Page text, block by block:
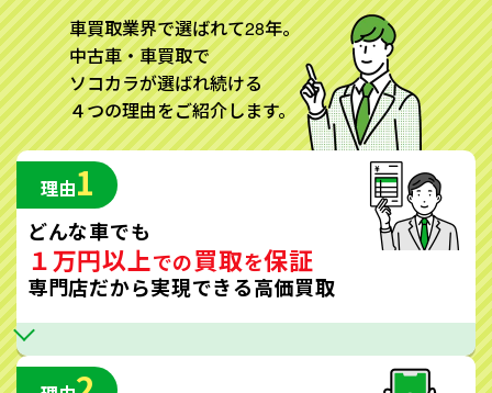
車買取業界で選ばれて28年。
中古車・車買取で
ソコカラが選ばれ続ける
４つの理由をご紹介します。
理由1
どんな車でも
１万円以上での買取を保証
専門店だから実現できる高価買取